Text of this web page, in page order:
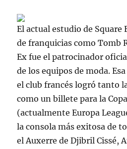
El actual estudio de Square
de franquicias como Tomb
Ex fue el patrocinador
de los equipos de moda.
el club francés logró tanto
como un billete para la
(actualmente Europa
la consola más exitosa de
el Auxerre de Djibril Cissé,